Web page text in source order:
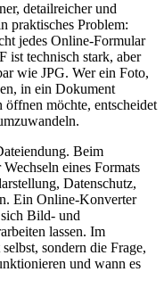
detailreicher und
praktisches Problem:
jedes Online-Formular
ist technisch stark, aber
wie JPG. Wer ein Foto,
in ein Dokument
öffnen möchte, entscheidet
Beim
eines Formats
Datenschutz,
Ein Online-Konverter
Bild- und
lassen. Im
sondern die Frage,
und wann es